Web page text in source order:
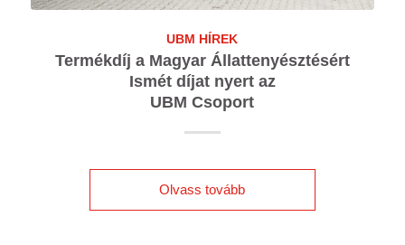
UBM HÍREK
Termékdíj a Magyar Állattenyésztésért
Ismét díjat nyert az
UBM Csoport
Olvass tovább